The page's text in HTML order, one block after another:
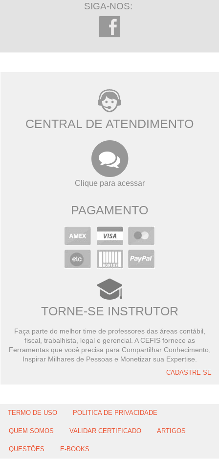
SIGA-NOS:
CENTRAL DE ATENDIMENTO
Clique para acessar
PAGAMENTO
TORNE-SE INSTRUTOR
Faça parte do melhor time de professores das áreas contábil,
fiscal, trabalhista, legal e gerencial. A CEFIS fornece as
Ferramentas que você precisa para Compartilhar Conhecimento,
Inspirar Milhares de Pessoas e Monetizar sua Expertise.
CADASTRE-SE
TERMO DE USO POLITICA DE PRIVACIDADE
QUEM SOMOS VALIDAR CERTIFICADO ARTIGOS
QUESTÕES E-BOOKS